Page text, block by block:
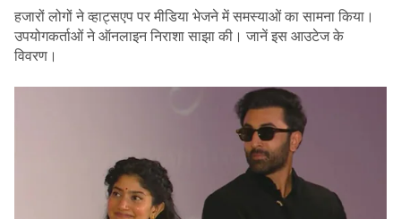
हजारों लोगों ने व्हाट्सएप पर मीडिया भेजने में समस्याओं का सामना किया।
उपयोगकर्ताओं ने ऑनलाइन निराशा साझा की। जानें इस आउटेज के
विवरण।